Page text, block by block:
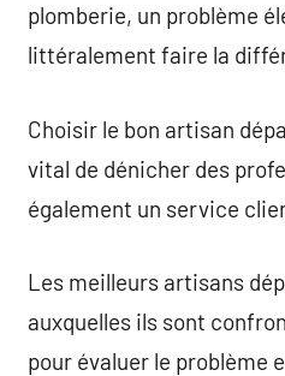
plomberie, un problème
littéralement faire la
Choisir le bon artisan
vital de dénicher des
également un service
Les meilleurs artisans
auxquelles ils sont
pour évaluer le problème